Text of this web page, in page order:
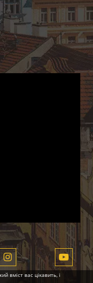
вміст вас цікавить, і